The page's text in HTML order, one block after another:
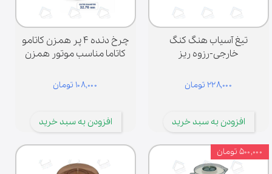
تیغ آسیاب هنگ کنگ
خارجی-رزوه ریز
۲۲۸,۰۰۰ تومان
افزودن به سبد خرید
چرخ دنده ۴ پر همزن کاتامو
کاتاما مناسب موتور همزن
۱۰۸,۰۰۰ تومان
افزودن به سبد خرید
۵۰۰,۰۰۰ تومان